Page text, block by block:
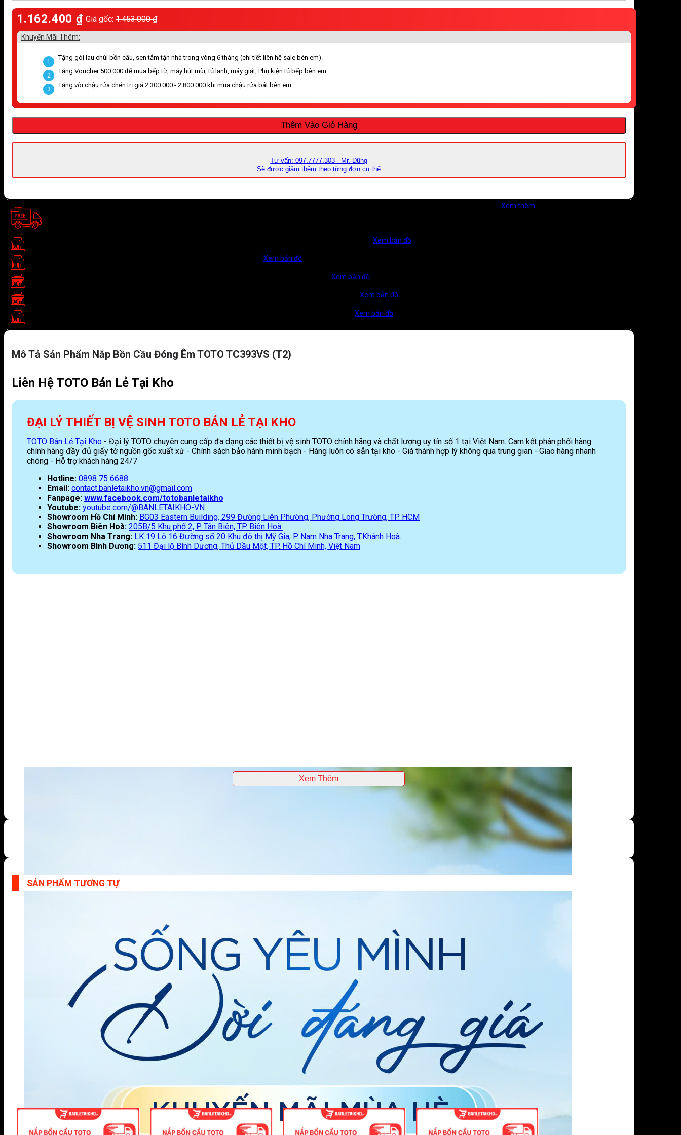
1.162.400₫ Giá gốc: 1.453.000₫
Khuyến Mãi Thêm:
1
Tặng gói lau chùi bồn cầu, sen tắm tận nhà trong vòng 6 tháng (chi tiết liên hệ sale bên em).
2
Tặng Voucher 500.000 để mua bếp từ, máy hút mùi, tủ lạnh, máy giặt, Phụ kiện tủ bếp bên em.
3
Tặng vòi chậu rửa chén trị giá 2.300.000 - 2.800.000 khi mua chậu rửa bát bên em.
Thêm Vào Giỏ Hàng
Tư vấn: 097.7777.303 - Mr. Dũng
Sẽ được giảm thêm theo từng đơn cụ thể
Xem thêm
Xem bản đồ
Xem bản đồ
Xem bản đồ
Xem bản đồ
Xem bản đồ
Mô Tả Sản Phẩm Nắp Bồn Cầu Đóng Êm TOTO TC393VS (T2)
Liên Hệ TOTO Bán Lẻ Tại Kho
ĐẠI LÝ THIẾT BỊ VỆ SINH TOTO BÁN LẺ TẠI KHO
TOTO Bán Lẻ Tại Kho - Đại lý TOTO chuyên cung cấp đa dạng các thiết bị vệ sinh TOTO chính hãng và chất lượng uy tín số 1 tại Việt Nam. Cam kết phân phối hàng
chính hãng đầy đủ giấy tờ nguồn gốc xuất xứ - Chính sách bảo hành minh bạch - Hàng luôn có sẵn tại kho - Giá thành hợp lý không qua trung gian - Giao hàng nhanh
chóng - Hỗ trợ khách hàng 24/7
Hotline: 0898 75 6688
Email: contact.banletaikho.vn@gmail.com
Fanpage: www.facebook.com/totobanletaikho
Youtube: youtube.com/@BANLETAIKHO-VN
Showroom Hồ Chí Minh: BG03 Eastern Building, 299 Đường Liên Phường, Phường Long Trường, TP. HCM
Showroom Biên Hoà: 205B/5 Khu phố 2, P. Tân Biên, TP. Biên Hoà.
Showroom Nha Trang: LK 19 Lô 16 Đường số 20 Khu đô thị Mỹ Gia, P. Nam Nha Trang, T.Khánh Hoà.
Showroom Bình Dương: 511 Đại lộ Bình Dương, Thủ Dầu Một, TP. Hồ Chí Minh, Việt Nam
Xem Thêm
SẢN PHẨM TƯƠNG TỰ